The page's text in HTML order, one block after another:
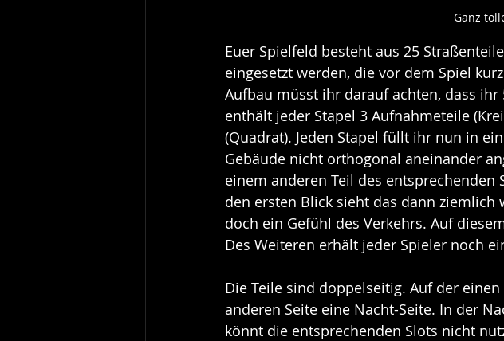
Ganz
Euer Spielfeld besteht aus 25
eingesetzt werden, die vor dem Spiel
Aufbau müsst ihr darauf achten, dass
enthält jeder Stapel 3 Aufnahmeteile
(Quadrat). Jeden Stapel füllt ihr nun in
Gebäude nicht orthogonal aneinander
einem anderen Teil des
den ersten Blick sieht das dann
doch ein Gefühl des Verkehrs. Auf
Des Weiteren erhält jeder Spieler noch
Die Teile sind doppelseitig. Auf der
anderen Seite eine Nacht-Seite. In der
könnt die entsprechenden Slots nicht